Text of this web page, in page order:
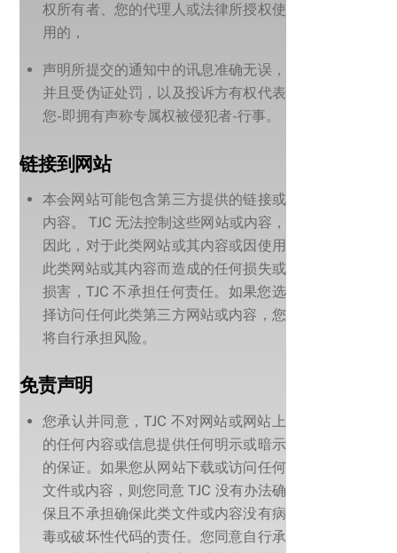
权所有者、您的代理人或法律所授权使
用的，
声明所提交的通知中的讯息准确无误，
并且受伪证处罚，以及投诉方有权代表
您-即拥有声称专属权被侵犯者-行事。
链接到网站
本会网站可能包含第三方提供的链接或
内容。 TJC 无法控制这些网站或内容，
因此，对于此类网站或其内容或因使用
此类网站或其内容而造成的任何损失或
损害，TJC 不承担任何责任。如果您选
择访问任何此类第三方网站或内容，您
将自行承担风险。
免责声明
您承认并同意，TJC 不对网站或网站上
的任何内容或信息提供任何明示或暗示
的保证。如果您从网站下载或访问任何
文件或内容，则您同意 TJC 没有办法确
保且不承担确保此类文件或内容没有病
毒或破坏性代码的责任。您同意自行承